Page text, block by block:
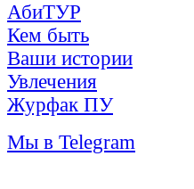
АбиТУР
Кем быть
Ваши истории
Увлечения
Журфак ПУ
Мы в Telegram